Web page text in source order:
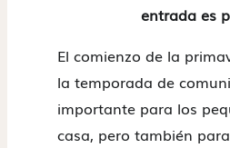
entrada es
El comienzo de la
la temporada de
importante para los
casa, pero también